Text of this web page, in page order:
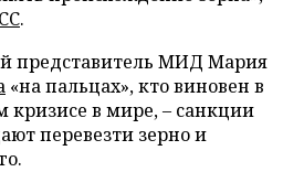
.
представитель МИД Мария
«на пальцах», кто виновен в
кризисе в мире, – санкции
перевезти зерно и